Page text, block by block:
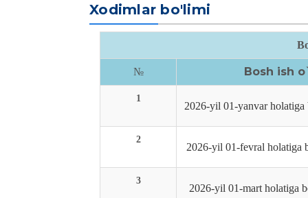
Xodimlar bo'limi
№ Bosh ish
1
2026-yil 01-yanvar holatiga
2
2026-yil 01-fevral holatiga
3
2026-yil 01-mart holatiga